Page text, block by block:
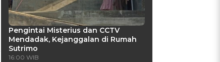
Pengintai Misterius dan CCTV
Mendadak, Kejanggalan di Rumah
Sutrimo
16:00 WIB